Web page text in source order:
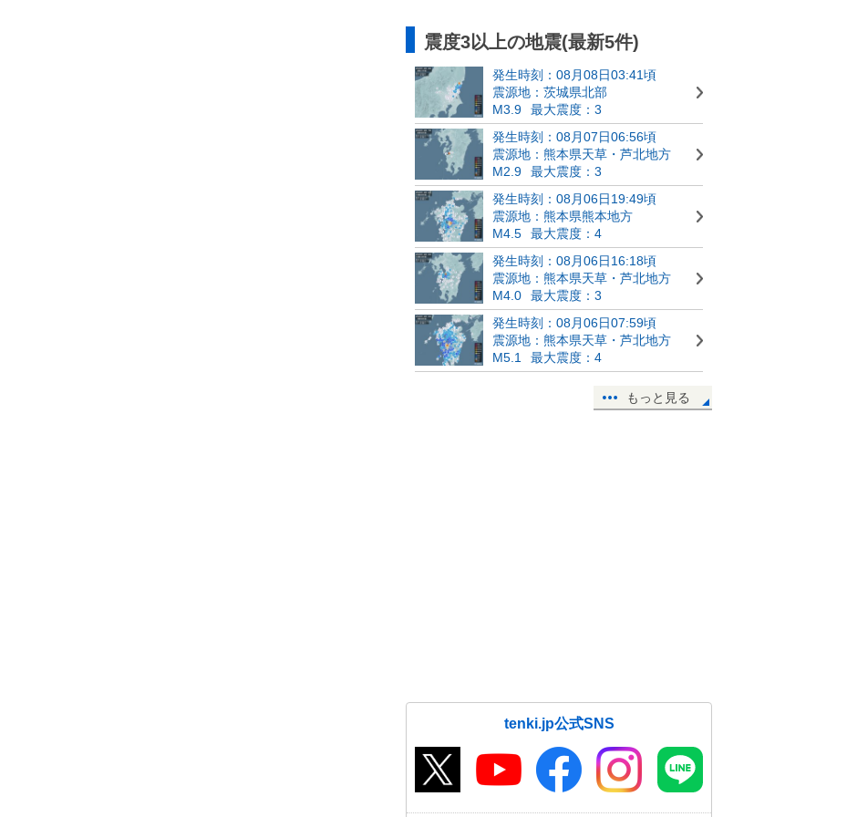
震度3以上の地震(最新5件)
発生時刻：08月08日03:41頃
震源地：茨城県北部
M3.9
最大震度：3
発生時刻：08月07日06:56頃
震源地：熊本県天草・芦北地方
M2.9
最大震度：3
発生時刻：08月06日19:49頃
震源地：熊本県熊本地方
M4.5
最大震度：4
発生時刻：08月06日16:18頃
震源地：熊本県天草・芦北地方
M4.0
最大震度：3
発生時刻：08月06日07:59頃
震源地：熊本県天草・芦北地方
M5.1
最大震度：4
もっと見る
tenki.jp公式SNS